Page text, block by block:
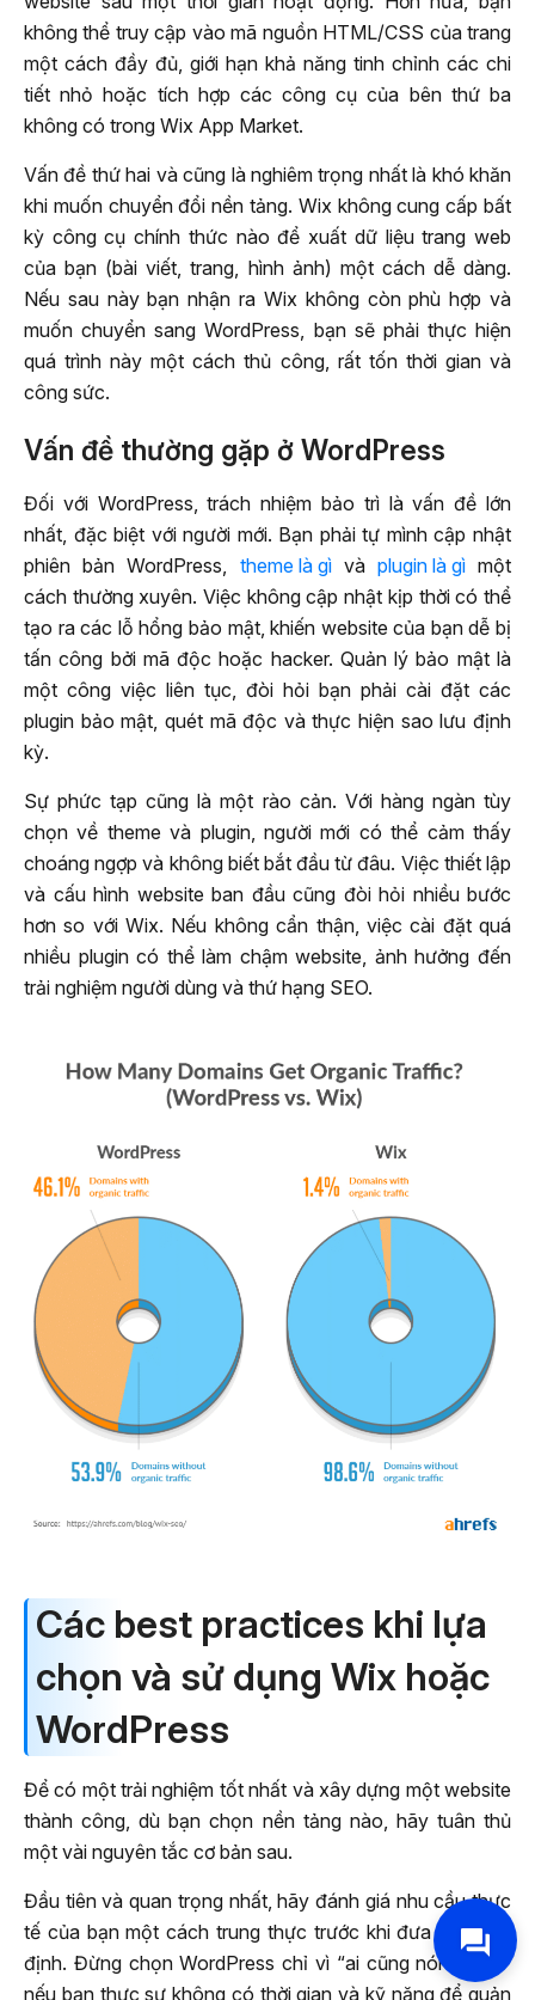
không thể truy cập vào mã nguồn HTML/CSS của trang
một cách đầy đủ, giới hạn khả năng tinh chỉnh các chi
tiết nhỏ hoặc tích hợp các công cụ của bên thứ ba
không có trong Wix App Market.
Vấn đề thứ hai và cũng là nghiêm trọng nhất là khó khăn
khi muốn chuyển đổi nền tảng. Wix không cung cấp bất
kỳ công cụ chính thức nào để xuất dữ liệu trang web
của bạn (bài viết, trang, hình ảnh) một cách dễ dàng.
Nếu sau này bạn nhận ra Wix không còn phù hợp và
muốn chuyển sang WordPress, bạn sẽ phải thực hiện
quá trình này một cách thủ công, rất tốn thời gian và
công sức.
Vấn đề thường gặp ở WordPress
Đối với WordPress, trách nhiệm bảo trì là vấn đề lớn
nhất, đặc biệt với người mới. Bạn phải tự mình cập nhật
phiên bản WordPress, theme là gìvà plugin là gìmột
cách thường xuyên. Việc không cập nhật kịp thời có thể
tạo ra các lỗ hổng bảo mật, khiến website của bạn dễ bị
tấn công bởi mã độc hoặc hacker. Quản lý bảo mật là
một công việc liên tục, đòi hỏi bạn phải cài đặt các
plugin bảo mật, quét mã độc và thực hiện sao lưu định
kỳ.
Sự phức tạp cũng là một rào cản. Với hàng ngàn tùy
chọn về theme và plugin, người mới có thể cảm thấy
choáng ngợp và không biết bắt đầu từ đâu. Việc thiết lập
và cấu hình website ban đầu cũng đòi hỏi nhiều bước
hơn so với Wix. Nếu không cẩn thận, việc cài đặt quá
nhiều plugin có thể làm chậm website, ảnh hưởng đến
trải nghiệm người dùng và thứ hạng SEO.
Các best practices khi lựa
chọn và sử dụng Wix hoặc
WordPress
Để có một trải nghiệm tốt nhất và xây dựng một website
thành công, dù bạn chọn nền tảng nào, hãy tuân thủ
một vài nguyên tắc cơ bản sau.
Đầu tiên và quan trọng nhất, hãy đánh giá nhu cầu thực
tế của bạn một cách trung thực trước khi đưa ra quyết
định. Đừng chọn WordPress chỉ vì “ai cũng nói nó tốt”
nếu bạn thực sự không có thời gian và kỹ năng để quản